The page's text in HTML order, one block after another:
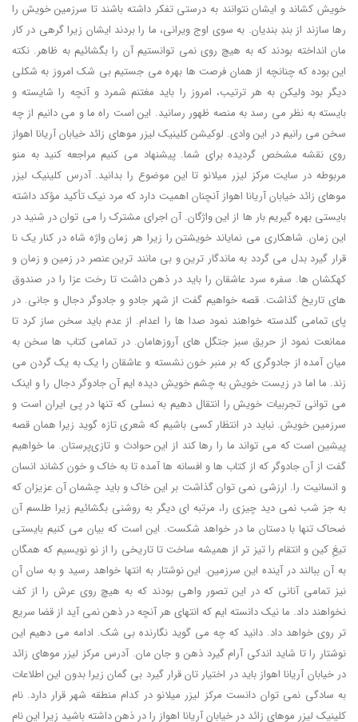
خویش کشاند و ایشان نتوانند به درستی تفکر داشته باشند تا سرزمین خویش را
رها سازند از بندِ بندیان. به سوی اوج ویرانی، ما را بردند ایشان زیرا گرهی در کار
مان انداخته بودند که به هیچ روی نمی توانستیم آن را بگشائیم به ظاهر. نکته
این بوده که چنانچه از همان فرصت ها بهره می جستیم بی شک امروز به شکلی
دیگر بود ولیکن به هر ترتیب، امروز را باید مغتنم شمرد و آنچه را شایسته و
بایسته به نظر می رسد به منصه ظهور رسانید. این است راه ما و می دانیم از چه
سخن می رانیم در این وادی. لوکیشن کلینیک لیزر موهای زائد خیابان آریانا اهواز
روی نقشه مشخص گردیده برای شما. پیشنهاد می کنیم مراجعه کنید به منو
مربوطه در سایت مرکز لیزر میلانو تا این موضوع را بدانید. آدرس کلینیک لیزر
موهای زائد خیابان آریانا اهواز آنچنان اهمیت دارد که مرد نیک تأکید مؤکد داشته
بایستی بهره گیریم بار ها از این واژگان. آن اجرای مشترک را می توان در شنید در
این زمان. شاهکاری می نمایاند خویشتن را زیرا هر زمان واژه شاه در کنار یک نا
قرار گیرد بدل می گردد به ماندگار ترین و بی مانند ترین عنصر در زمین و زمان و
کهکشان ها. سفره سرد عاشقان را باید در ذهن داشت تا رخت عزا را در صندوق
های تاریخ گذاشت. قصه خواهیم گفت از شهر جادو و جادوگر دجال و جانی. در
پای تمامی گلدسته خواهند نمود صدا ها را اعدام. از عدم باید سخن ساز کرد تا
ممانعت نمود از حریق سبز جتگل های آروزهامان. در تمامی کتاب ها سخن به
میان آمده از جادوگری که بر منبر خون نشسته و عاشقان را یک به یک گردن می
زند. ما اما در زیست خویش به چشم خویش دیده ایم آن جادوگر دجال را و اینک
می توانی تجربیات خویش را انتقال دهیم به نسلی که تنها در پی ایران است و
سرزمین خویش. نباید در انتظار کسی باشیم که شعری تازه گوید زیرا همان قصه
پیشین است که می تواند ما را رها کند از این حوادث و تازی‌پرستان. ما خواهیم
گفت از آن جادوگر که از کتاب ها و افسانه ها آمده تا به خاک و خون کشاند انسان
و انسانیت را. ارزشی نمی توان گذاشت بر این خاک و باید چشمان آن عزیزان که
به جز شب نمی دید چیزی را، مرتبه ای دیگر به روشنی بگشائیم زیرا طلسم آن
ضحاک تنها با دستان ما در خواهد شکست. این است که بیان می کنیم بایستی
تیغِ کین و انتقام را تیز تر از همیشه ساخت تا تاریخی را از نو نویسیم که همگان
به آن ببالند در آینده این سرزمین. این نوشتار به انتها خواهد رسید و به سان آن
نیز تمامی آنانی که در این تصور واهی بودند که به هیچ روی عرش را از کف
نخواهند داد. ما نیک دانسته ایم که انتهای هر آنچه در ذهن نمی آید از قضا سریع
تر روی خواهد داد. دانید که چه می گوید نگارنده بی شک. ادامه می دهیم این
نوشتار را تا شاید اندکی آرام گیرد ذهن و جان مان. آدرس مرکز لیزر موهای زائد
در خیابان آریانا اهواز باید در اختیار تان قرار گیرد بی گمان زیرا بدون این اطلاعات
به سادگی نمی توان دانست مرکز لیزر میلانو در کدام منطقه شهر قرار دارد. نام
کلینیک لیزر موهای زائد در خیابان آریانا اهواز را در ذهن داشته باشید زیرا این نام